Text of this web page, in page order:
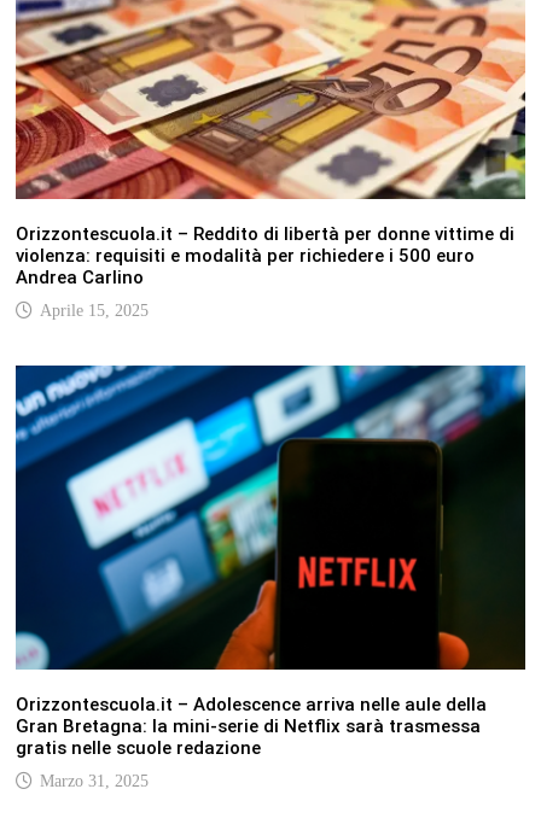
Orizzontescuola.it – Reddito di libertà per donne vittime di
violenza: requisiti e modalità per richiedere i 500 euro
Andrea Carlino
Aprile 15, 2025
Orizzontescuola.it – Adolescence arriva nelle aule della
Gran Bretagna: la mini-serie di Netflix sarà trasmessa
gratis nelle scuole redazione
Marzo 31, 2025